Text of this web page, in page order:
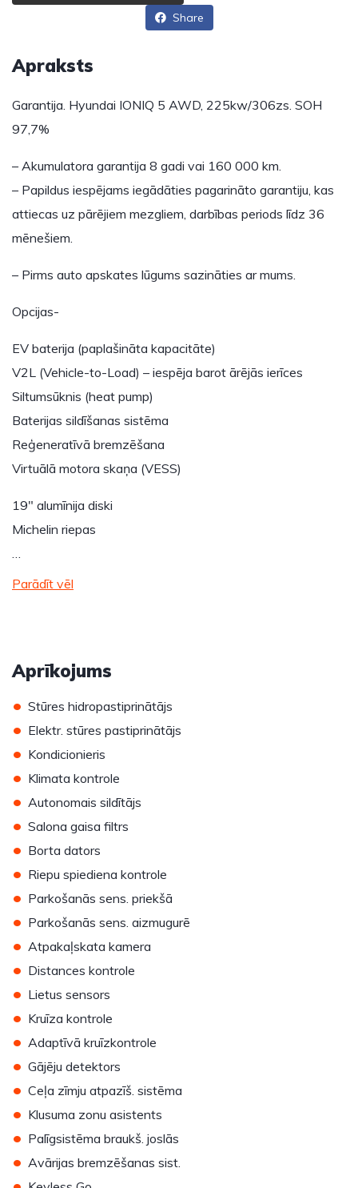
Share
Apraksts
Garantija. Hyundai IONIQ 5 AWD, 225kw/306zs. SOH
97,7%
– Akumulatora garantija 8 gadi vai 160 000 km.
– Papildus iespējams iegādāties pagarināto garantiju, kas
attiecas uz pārējiem mezgliem, darbības periods līdz 36
mēnešiem.
– Pirms auto apskates lūgums sazināties ar mums.
Opcijas-
EV baterija (paplašināta kapacitāte)
V2L (Vehicle-to-Load) – iespēja barot ārējās ierīces
Siltumsūknis (heat pump)
Baterijas sildīšanas sistēma
Reģeneratīvā bremzēšana
Virtuālā motora skaņa (VESS)
19" alumīnija diski
Michelin riepas
…
Parādīt vēl
Aprīkojums
• Stūres hidropastiprinātājs
• Elektr. stūres pastiprinātājs
• Kondicionieris
• Klimata kontrole
• Autonomais sildītājs
• Salona gaisa filtrs
• Borta dators
• Riepu spiediena kontrole
• Parkošanās sens. priekšā
• Parkošanās sens. aizmugurē
• Atpakaļskata kamera
• Distances kontrole
• Lietus sensors
• Kruīza kontrole
• Adaptīvā kruīzkontrole
• Gājēju detektors
• Ceļa zīmju atpazīš. sistēma
• Klusuma zonu asistents
• Palīgsistēma braukš. joslās
• Avārijas bremzēšanas sist.